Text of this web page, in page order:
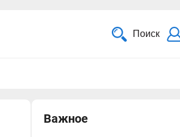
Поиск
Важное